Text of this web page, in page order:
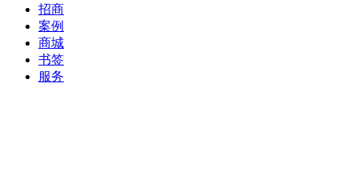
招商
案例
商城
书签
服务